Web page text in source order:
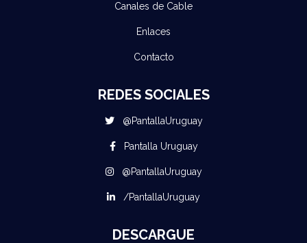
Canales de Cable
Enlaces
Contacto
REDES SOCIALES
@PantallaUruguay
Pantalla Uruguay
@PantallaUruguay
/PantallaUruguay
DESCARGUE